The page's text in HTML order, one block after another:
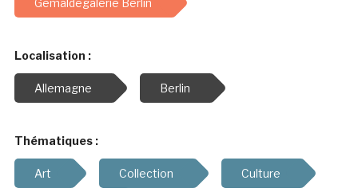
Localisation :
Allemagne Berlin
Thématiques :
Art Collection Culture